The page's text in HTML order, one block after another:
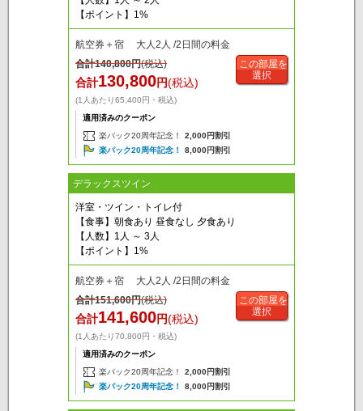
【ポイント】1%
航空券＋宿 大人2人 /2日間の料金
合計140,800円(税込)
合計130,800円(税込)
(1人あたり65,400円・税込)
適用済みのクーポン
楽パック20周年記念！
2,000円割引
楽パック20周年記念！
8,000円割引
この部屋を
選択
デラックスツイン
洋室・ツイン・トイレ付
【食事】朝食あり 昼食なし 夕食あり
【人数】1人 ～ 3人
【ポイント】1%
航空券＋宿 大人2人 /2日間の料金
合計151,600円(税込)
合計141,600円(税込)
(1人あたり70,800円・税込)
適用済みのクーポン
楽パック20周年記念！
2,000円割引
楽パック20周年記念！
8,000円割引
この部屋を
選択